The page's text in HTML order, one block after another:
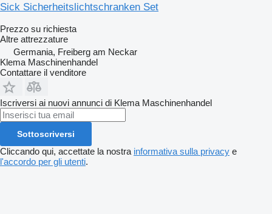
Sick Sicherheitslichtschranken Set
Prezzo su richiesta
Altre attrezzature
Germania, Freiberg am Neckar
Klema Maschinenhandel
Contattare il venditore
Iscriversi ai nuovi annunci di Klema Maschinenhandel
Sottoscriversi
Cliccando qui, accettate la nostra informativa sulla privacy e
l'accordo per gli utenti.